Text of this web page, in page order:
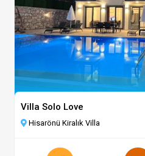
Villa Solo Love
Hisarönü Kiralık Villa